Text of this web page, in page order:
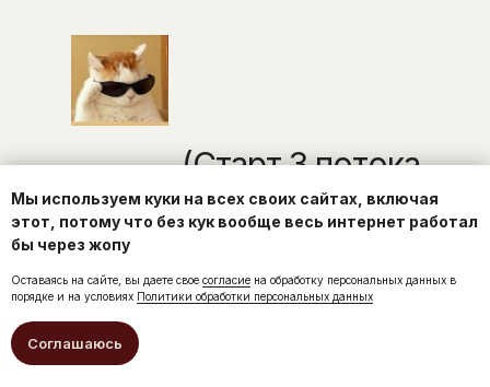
Заполните анкету сейчас
и получите специальные условия
на участие еще до официального
(Старт 3 потока
16 ноября 2026 года)
Мы используем куки на всех своих сайтах, включая
этот, потому что без кук вообще весь интернет работал
бы через жопу
Оставаясь на сайте, вы даете свое согласие на обработку персональных данных в
порядке и на условиях Политики обработки персональных данных
Соглашаюсь